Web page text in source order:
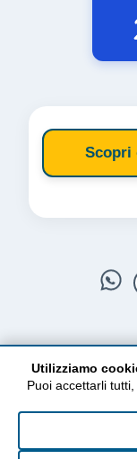
Scopri
Dal 2010
Utilizziamo
Puoi accettarli